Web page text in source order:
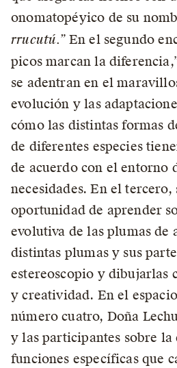
onomatopéyico de su
rrucutú.” En el segundo
picos marcan la
se adentran en el
evolución y las
cómo las distintas formas
de diferentes especies
de acuerdo con el entorno
necesidades. En el tercero,
oportunidad de aprender
evolutiva de las plumas de
distintas plumas y sus
estereoscopio y dibujarlas
y creatividad. En el
número cuatro, Doña
y las participantes sobre
funciones específicas que